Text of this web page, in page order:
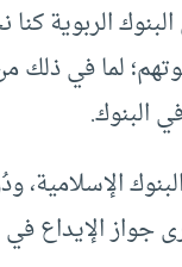
الربوية
لما في
البنوك.
الإسلامية،
جواز الإيداع في